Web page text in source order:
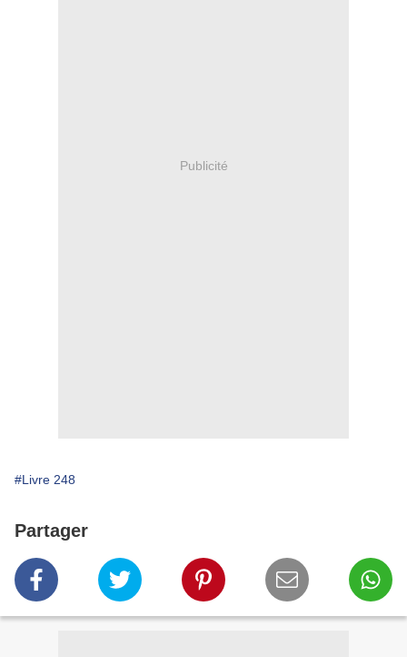
Publicité
#Livre 248
Partager